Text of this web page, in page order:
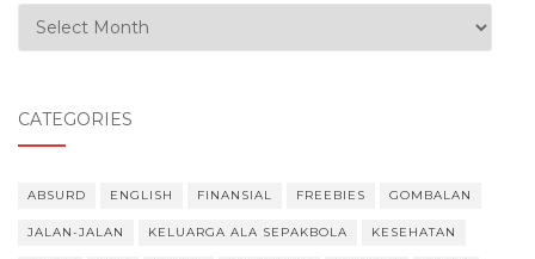
Our Experiences
CATEGORIES
ABSURD ENGLISH FINANSIAL FREEBIES GOMBALAN
JALAN-JALAN KELUARGA ALA SEPAKBOLA KESEHATAN